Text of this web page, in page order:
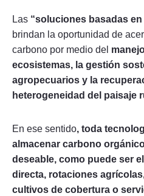
Las “soluciones basadas en
brindan la oportunidad de
carbono por medio del
ecosistemas, la gestión
agropecuarios y la
heterogeneidad del paisaje
En ese sentido, toda
almacenar carbono
deseable, como puede ser
directa, rotaciones
cultivos de cobertura o